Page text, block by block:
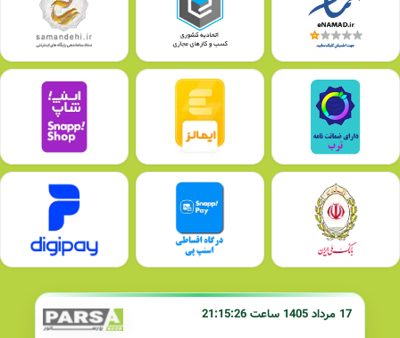
17 مرداد 1405 ساعت 21:15:26